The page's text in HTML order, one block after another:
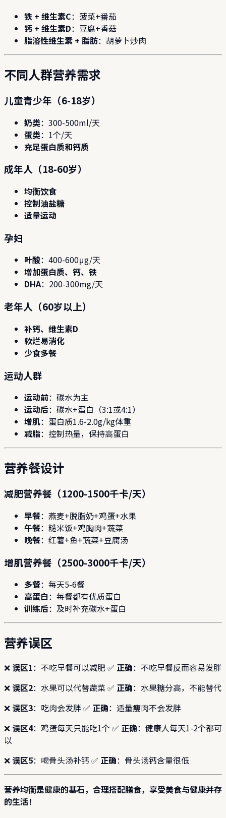
铁 + 维生素C：菠菜+番茄
钙 + 维生素D：豆腐+香菇
脂溶性维生素 + 脂肪：胡萝卜炒肉
不同人群营养需求
儿童青少年（6-18岁）
奶类：300-500ml/天
蛋类：1个/天
充足蛋白质和钙质
成年人（18-60岁）
均衡饮食
控制油盐糖
适量运动
孕妇
叶酸：400-600μg/天
增加蛋白质、钙、铁
DHA：200-300mg/天
老年人（60岁以上）
补钙、维生素D
软烂易消化
少食多餐
运动人群
运动前：碳水为主
运动后：碳水+蛋白（3:1或4:1）
增肌：蛋白质1.6-2.0g/kg体重
减脂：控制热量，保持高蛋白
营养餐设计
减肥营养餐（1200-1500千卡/天）
早餐：燕麦+脱脂奶+鸡蛋+水果
午餐：糙米饭+鸡胸肉+蔬菜
晚餐：红薯+鱼+蔬菜+豆腐汤
增肌营养餐（2500-3000千卡/天）
多餐：每天5-6餐
高蛋白：每餐都有优质蛋白
训练后：及时补充碳水+蛋白
营养误区
❌ 误区1：不吃早餐可以减肥 ✅ 正确：不吃早餐反而容易发胖
❌ 误区2：水果可以代替蔬菜 ✅ 正确：水果糖分高，不能替代
❌ 误区3：吃肉会发胖 ✅ 正确：适量瘦肉不会发胖
❌ 误区4：鸡蛋每天只能吃1个 ✅ 正确：健康人每天1-2个都可
以
❌ 误区5：喝骨头汤补钙 ✅ 正确：骨头汤钙含量很低
营养均衡是健康的基石，合理搭配膳食，享受美食与健康并存
的生活！